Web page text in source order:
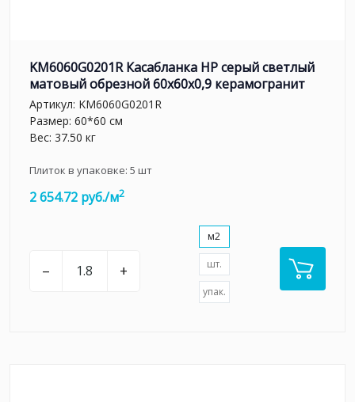
KM6060G0201R Касабланка HP серый светлый
матовый обрезной 60x60x0,9 керамогранит
Артикул: KM6060G0201R
Размер: 60*60 см
Вес: 37.50 кг
Плиток в упаковке: 5 шт
2 654.72 руб./м2
– +
м2
шт.
упак.